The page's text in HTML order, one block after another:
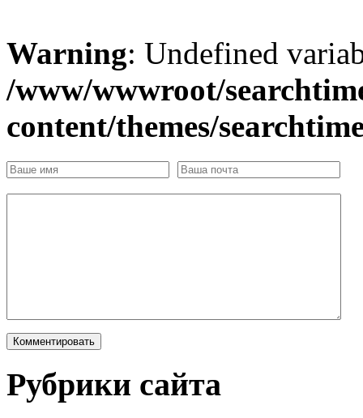
Warning: Undefined
/www/wwwroot/
content/themes/
Рубрики сайта